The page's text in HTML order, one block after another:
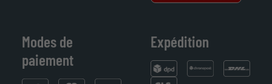
Résilier le contrat
Modes de
paiement
Expédition